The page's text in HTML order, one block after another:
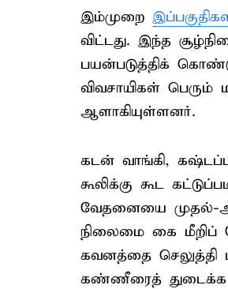
இம்முறை
விட்டது. இந்த
பயன்படுத்திக்
விவசாயிகள் பெரும்
ஆளாகியுள்ளனர்.
கடன் வாங்கி,
கூலிக்கு கூட
வேதனையை முதல்-
நிலைமை கை மீறிப்
கவனத்தை செலுத்தி
கண்ணீரைத் துடைக்க